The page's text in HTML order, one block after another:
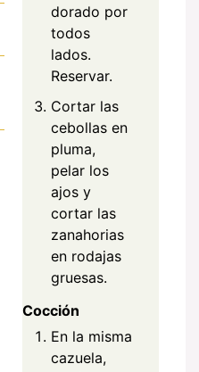
dorado por
todos
lados.
Reservar.
Cortar las
cebollas en
pluma,
pelar los
ajos y
cortar las
zanahorias
en rodajas
gruesas.
Cocción
En la misma
cazuela,